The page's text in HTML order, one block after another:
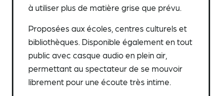
à utiliser plus de matière grise que prévu.
Proposées aux écoles, centres culturels et
bibliothèques. Disponible également en tout
public avec casque audio en plein air,
permettant au spectateur de se mouvoir
librement pour une écoute très intime.